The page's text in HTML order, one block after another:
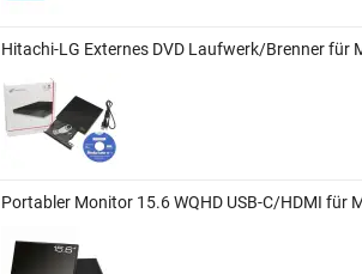
Hitachi-LG Externes DVD Laufwerk/Brenner für
Portabler Monitor 15.6 WQHD USB-C/HDMI für